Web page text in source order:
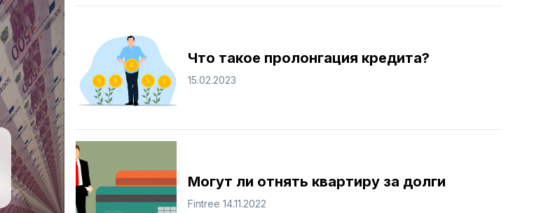
Что такое пролонгация кредита?
15.02.2023
Могут ли отнять квартиру за долги
Fintree 14.11.2022